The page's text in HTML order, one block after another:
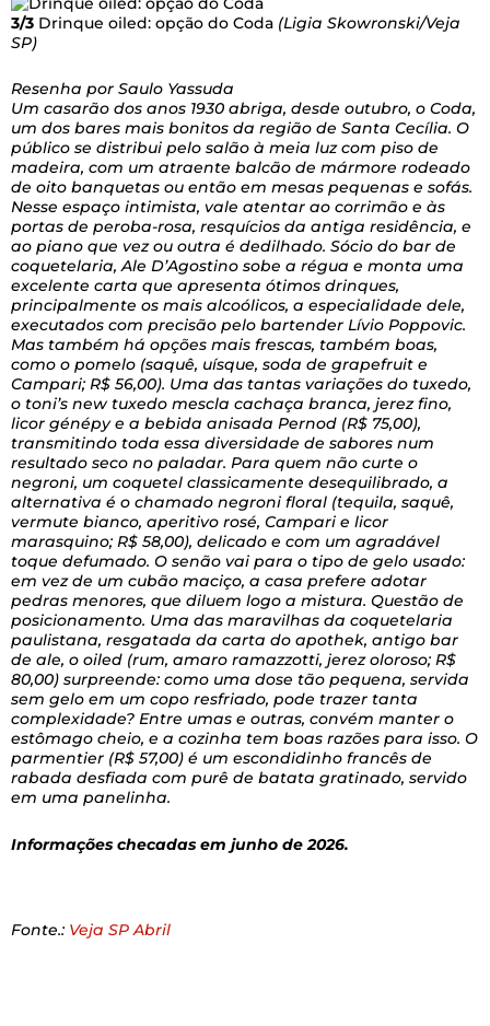
3/3 Drinque oiled: opção do Coda (Ligia Skowronski/Veja
SP)
Resenha por Saulo Yassuda
Um casarão dos anos 1930 abriga, desde outubro, o Coda,
um dos bares mais bonitos da região de Santa Cecília. O
público se distribui pelo salão à meia luz com piso de
madeira, com um atraente balcão de mármore rodeado
de oito banquetas ou então em mesas pequenas e sofás.
Nesse espaço intimista, vale atentar ao corrimão e às
portas de peroba-rosa, resquícios da antiga residência, e
ao piano que vez ou outra é dedilhado. Sócio do bar de
coquetelaria, Ale D’Agostino sobe a régua e monta uma
excelente carta que apresenta ótimos drinques,
principalmente os mais alcoólicos, a especialidade dele,
executados com precisão pelo bartender Lívio Poppovic.
Mas também há opções mais frescas, também boas,
como o pomelo (saquê, uísque, soda de grapefruit e
Campari; R$ 56,00). Uma das tantas variações do tuxedo,
o toni’s new tuxedo mescla cachaça branca, jerez fino,
licor génépy e a bebida anisada Pernod (R$ 75,00),
transmitindo toda essa diversidade de sabores num
resultado seco no paladar. Para quem não curte o
negroni, um coquetel classicamente desequilibrado, a
alternativa é o chamado negroni floral (tequila, saquê,
vermute bianco, aperitivo rosé, Campari e licor
marasquino; R$ 58,00), delicado e com um agradável
toque defumado. O senão vai para o tipo de gelo usado:
em vez de um cubão maciço, a casa prefere adotar
pedras menores, que diluem logo a mistura. Questão de
posicionamento. Uma das maravilhas da coquetelaria
paulistana, resgatada da carta do apothek, antigo bar
de ale, o oiled (rum, amaro ramazzotti, jerez oloroso; R$
80,00) surpreende: como uma dose tão pequena, servida
sem gelo em um copo resfriado, pode trazer tanta
complexidade? Entre umas e outras, convém manter o
estômago cheio, e a cozinha tem boas razões para isso. O
parmentier (R$ 57,00) é um escondidinho francês de
rabada desfiada com purê de batata gratinado, servido
em uma panelinha.
Informações checadas em junho de 2026.
Fonte.: Veja SP Abril